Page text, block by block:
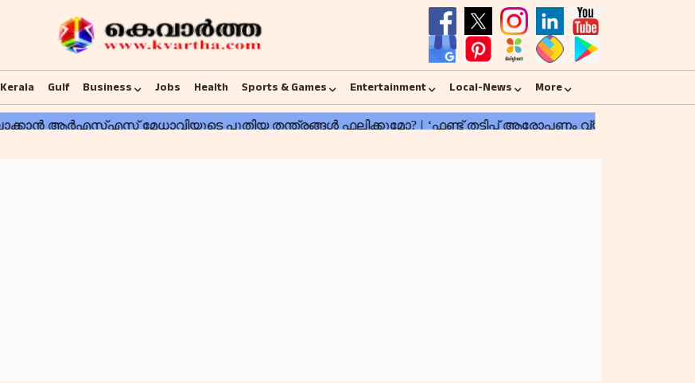
Kerala Gulf Business Jobs Health Sports & Games Entertainment Local-News More